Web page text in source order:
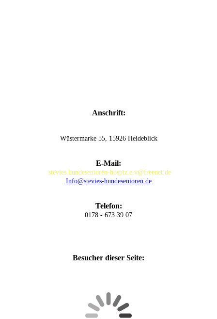
Anschrift:
Wüstermarke 55, 15926 Heideblick
E-Mail:
stevies.hundesenioren-hospiz.e.v@freenet.de
Info@stevies-hundesenioren.de
Telefon:
0178 - 673 39 07
Besucher dieser Seite: